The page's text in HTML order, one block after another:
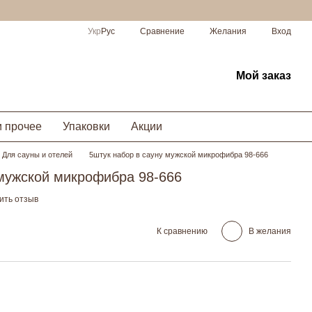
Укр Рус Сравнение Желания Вход
Мой заказ
прочее Упаковки Акции
Для сауны и отелей 5штук набор в сауну мужской микрофибра 98-666
микрофибра 98-666
отзыв
К сравнению В желания